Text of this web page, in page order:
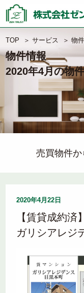
TOP ＞ サービス ＞ 物
物件情報
2020年4月の物
売買物件
2020年4月22日
【賃貸成約済】
ガリシアレジ